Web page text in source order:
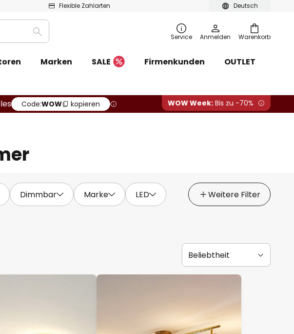
Deutsch
Flexible Zahlarten
Warenkorb
Suche Service Anmelden
Marken SALE Firmenkunden
OUTLET
Code:WOW kopieren WOW Week: Bis zu -70%
Dimmbar Marke LED Weitere Filter